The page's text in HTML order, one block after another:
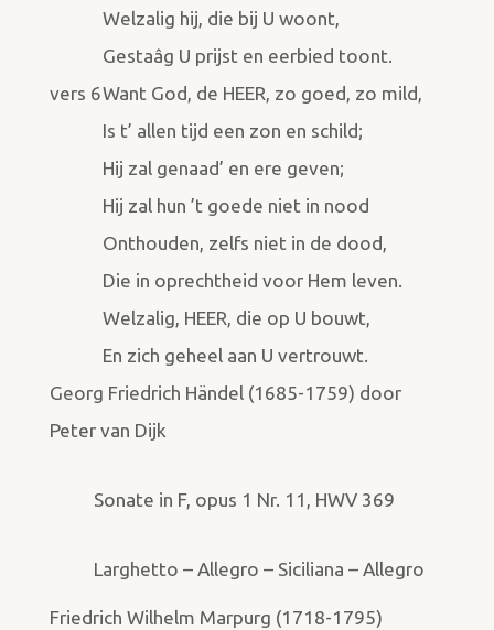
Welzalig hij, die bij U woont,
Gestaâg U prijst en eerbied toont.
vers 6Want God, de HEER, zo goed, zo mild,
Is t’ allen tijd een zon en schild;
Hij zal genaad’ en ere geven;
Hij zal hun ’t goede niet in nood
Onthouden, zelfs niet in de dood,
Die in oprechtheid voor Hem leven.
Welzalig, HEER, die op U bouwt,
En zich geheel aan U vertrouwt.
Georg Friedrich Händel (1685-1759) door
Peter van Dijk
Sonate in F, opus 1 Nr. 11, HWV 369
Larghetto – Allegro – Siciliana – Allegro
Friedrich Wilhelm Marpurg (1718-1795)